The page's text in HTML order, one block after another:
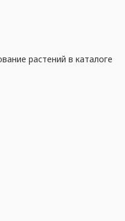
растений в каталоге